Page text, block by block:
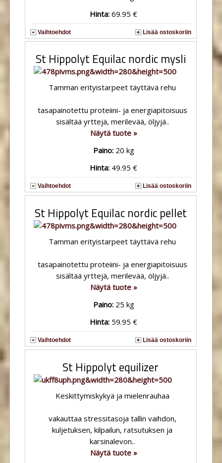
Hinta:69.95 €
Vaihtoehdot Lisää ostoskoriin
St Hippolyt Equilac nordic mysli
Tamman erityistarpeet täyttävä rehu
tasapainotettu proteiini- ja energiapitoisuus
sisältää yrttejä, merilevää, öljyjä..
Näytä tuote »
Paino: 20 kg
Hinta: 49.95 €
Vaihtoehdot Lisää ostoskoriin
St Hippolyt Equilac nordic pellet
Tamman erityistarpeet täyttävä rehu
tasapainotettu proteiini- ja energiapitoisuus
sisältää yrttejä, merilevää, öljyjä..
Näytä tuote »
Paino: 25 kg
Hinta: 59.95 €
Vaihtoehdot Lisää ostoskoriin
St Hippolyt equilizer
Keskittymiskykyä ja mielenrauhaa
vakauttaa stressitasoja tallin vaihdon,
kuljetuksen, kilpailun, ratsutuksen ja
karsinalevon..
Näytä tuote »